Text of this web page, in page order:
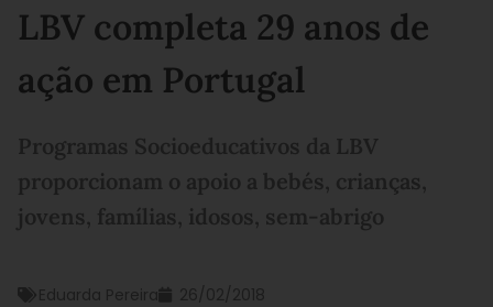
LBV completa 29 anos de
ação em Portugal
Programas Socioeducativos da LBV
proporcionam o apoio a bebés, crianças,
jovens, famílias, idosos, sem-abrigo
Eduarda Pereira 26/02/2018